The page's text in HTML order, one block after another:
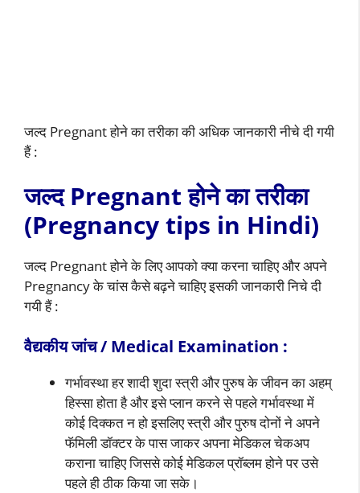
जल्द Pregnant होने का तरीका की अधिक जानकारी नीचे दी गयी
हैं :
जल्द Pregnant होने का तरीका
(Pregnancy tips in Hindi)
जल्द Pregnant होने के लिए आपको क्या करना चाहिए और अपने
Pregnancy के चांस कैसे बढ़ने चाहिए इसकी जानकारी निचे दी
गयी हैं :
वैद्यकीय जांच / Medical Examination :
गर्भावस्था हर शादी शुदा स्त्री और पुरुष के जीवन का अहम्
हिस्सा होता है और इसे प्लान करने से पहले गर्भावस्था में
कोई दिक्कत न हो इसलिए स्त्री और पुरुष दोनों ने अपने
फॅमिली डॉक्टर के पास जाकर अपना मेडिकल चेकअप
कराना चाहिए जिससे कोई मेडिकल प्रॉब्लम होने पर उसे
पहले ही ठीक किया जा सके।